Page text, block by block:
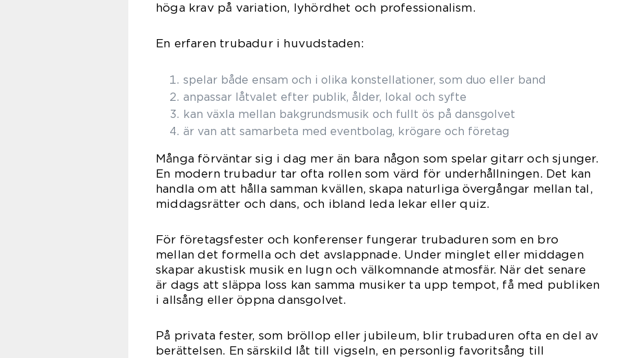
höga krav på variation, lyhördhet och professionalism.
En erfaren trubadur i huvudstaden:
spelar både ensam och i olika konstellationer, som duo eller band
anpassar låtvalet efter publik, ålder, lokal och syfte
kan växla mellan bakgrundsmusik och fullt ös på dansgolvet
är van att samarbeta med eventbolag, krögare och företag
Många förväntar sig i dag mer än bara någon som spelar gitarr och sjunger.
En modern trubadur tar ofta rollen som värd för underhållningen. Det kan
handla om att hålla samman kvällen, skapa naturliga övergångar mellan tal,
middagsrätter och dans, och ibland leda lekar eller quiz.
För företagsfester och konferenser fungerar trubaduren som en bro
mellan det formella och det avslappnade. Under minglet eller middagen
skapar akustisk musik en lugn och välkomnande atmosfär. När det senare
är dags att släppa loss kan samma musiker ta upp tempot, få med publiken
i allsång eller öppna dansgolvet.
På privata fester, som bröllop eller jubileum, blir trubaduren ofta en del av
berättelsen. En särskild låt till vigseln, en personlig favoritsång till